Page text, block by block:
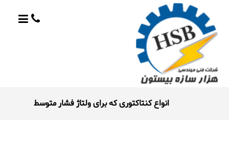
انواع کنتاکتوری که برای ولتاژ فشار متوسط